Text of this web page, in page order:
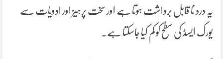
یہ درد نا قابل برداشت ہوتا ہے اور سخت پرہیز اور ادویات سے
یورک ایسڈ کی سطح کو کم کیا جاسکتا ہے۔